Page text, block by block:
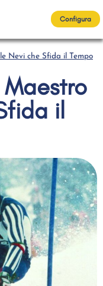
Configura
Nevi che Sfida il Tempo
il